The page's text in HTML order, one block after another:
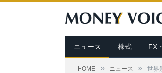
ニュース 株式 FX
HOME » ニュース » 世界